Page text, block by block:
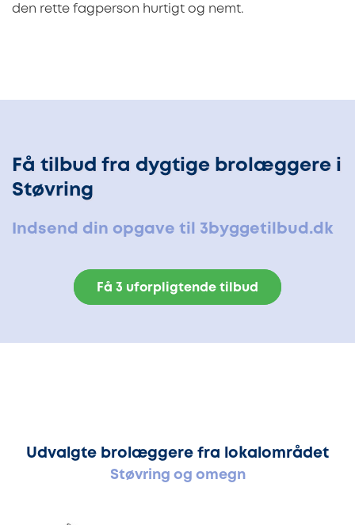
den rette fagperson hurtigt og nemt.
Få tilbud fra dygtige brolæggere i
Støvring
Indsend din opgave til 3byggetilbud.dk
Få 3 uforpligtende tilbud
Udvalgte brolæggere fra lokalområdet
Støvring og omegn